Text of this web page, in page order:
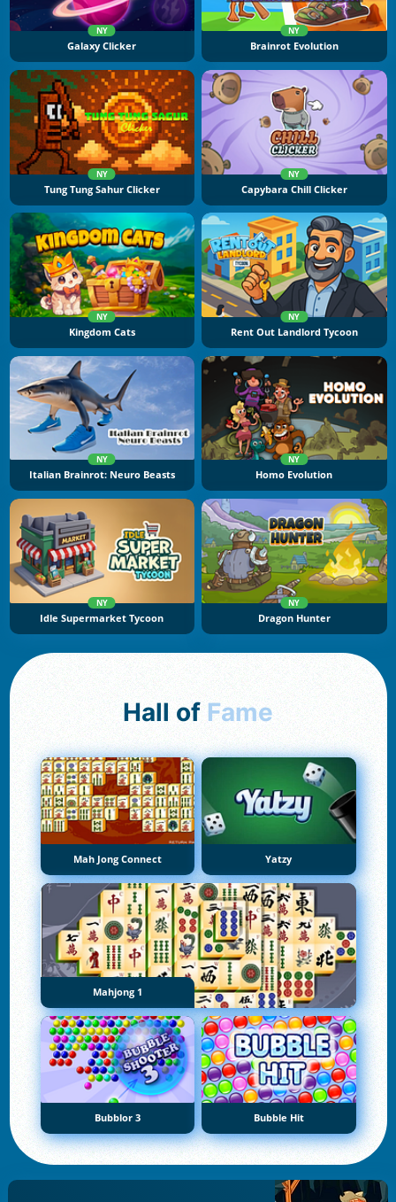
NY
Galaxy Clicker
NY
Brainrot Evolution
NY
Tung Tung Sahur Clicker
NY
Capybara Chill Clicker
NY
Kingdom Cats
NY
Rent Out Landlord Tycoon
NY
Italian Brainrot: Neuro Beasts
NY
Homo Evolution
NY
Idle Supermarket Tycoon
NY
Dragon Hunter
Hall of Fame
Mah Jong Connect Yatzy
Mahjong 1
Bubblor 3 Bubble Hit